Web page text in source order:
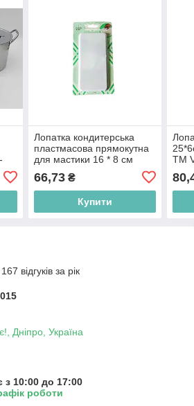
Лопатка кондитерська
пластмасова прямокутна
для мастики 16 * 8 см
VT6-19700 ТМ VITOL BP
66,73₴
Купити
ТМ
відгуків за рік
Дніпро, Україна
з 10:00 до 17:00
роботи